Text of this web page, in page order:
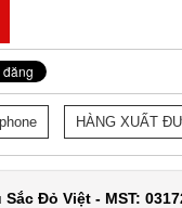
HÀNG XUẤT
Đỏ Việt - MST: